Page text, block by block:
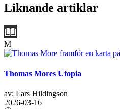
Liknande artiklar
M
Thomas Mores Utopia
av: Lars Hildingson
2026-03-16